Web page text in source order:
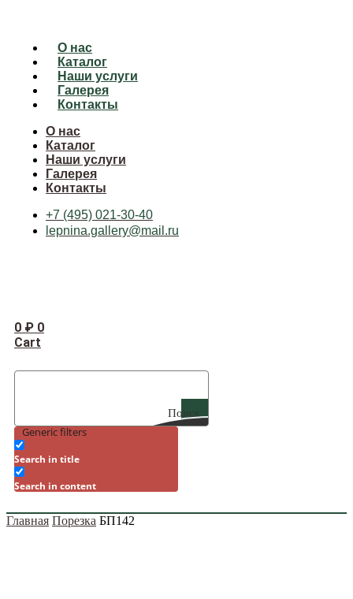
О нас
Каталог
Наши услуги
Галерея
Контакты
О нас
Каталог
Наши услуги
Галерея
Контакты
+7 (495) 021-30-40
lepnina.gallery@mail.ru
0 ₽ 0
Cart
Поиск
Generic filters
Search in title
Search in content
Главная Порезка БП142